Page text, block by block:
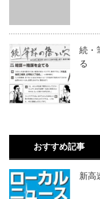
続・
る
おすすめ記事
新高